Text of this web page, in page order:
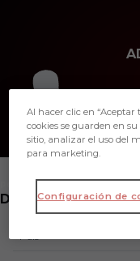
DEFENSA
País
Al hacer clic en “Aceptar
cookies se guarden en
sitio, analizar el uso del
para marketing.
Configuración de